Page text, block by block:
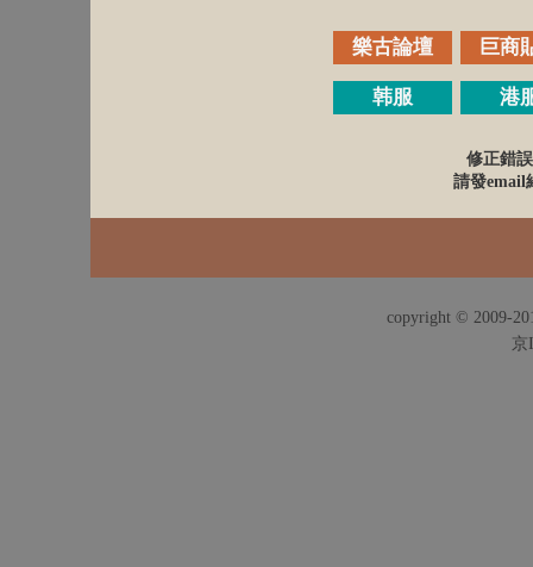
樂古論壇 巨商
韩服 港
修正錯
請發email
copyright © 2009-
京